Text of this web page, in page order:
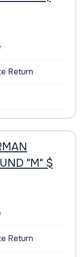
Return
"M" $
Return